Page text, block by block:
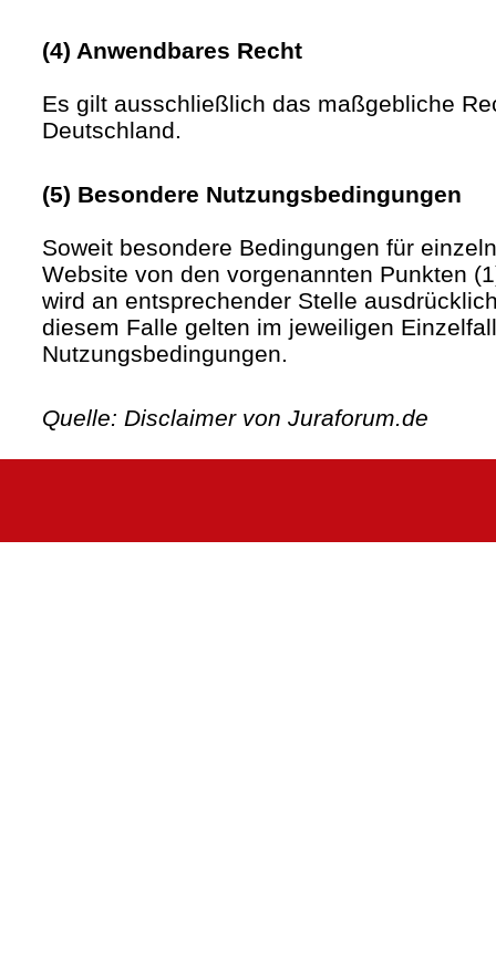
(4) Anwendbares Recht
Es gilt ausschließlich das maßgebliche
Deutschland.
(5) Besondere Nutzungsbedingungen
Soweit besondere Bedingungen für
Website von den vorgenannten Punkten
wird an entsprechender Stelle
diesem Falle gelten im jeweiligen
Nutzungsbedingungen.
Quelle: Disclaimer von Juraforum.de